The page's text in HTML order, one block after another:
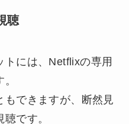
聴
トには、Netflixの専用
もできますが、断然見
です。